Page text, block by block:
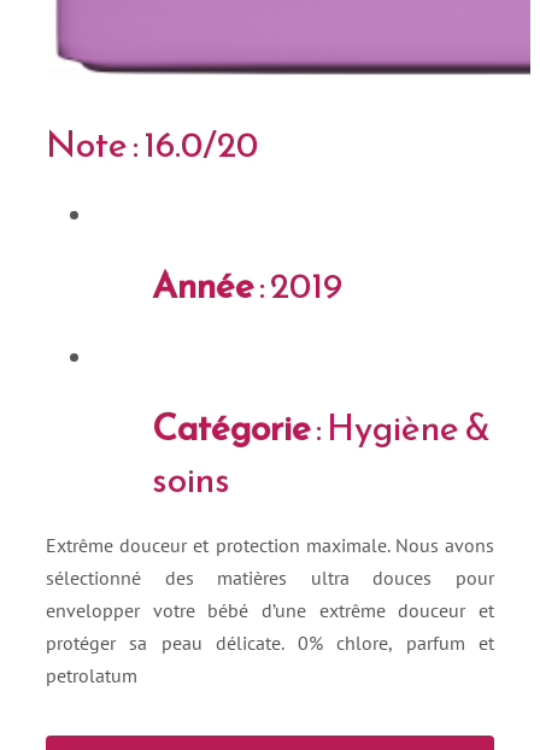
Note : 16.0/20
Année: 2019
Catégorie: Hygiène &
soins
Extrême douceur et protection maximale. Nous avons
sélectionné des matières ultra douces pour
envelopper votre bébé d’une extrême douceur et
protéger sa peau délicate. 0% chlore, parfum et
petrolatum